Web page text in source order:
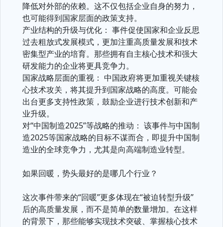
降低对外部的依赖。这不仅包括企业自身的努力，
也可能得到国家层面的政策支持。
产业结构的升级与优化： 事件促使国家和企业反思
过去粗放式发展模式，更加注重高质量发展和技术
密集型产业的培育。那些拥有自主核心技术和强大
研发能力的企业将更具竞争力。
国家战略层面的重视： 中国政府将更加重视关键核
心技术攻关，将其提升到国家战略的高度。可能会
出台更多支持性政策，鼓励企业进行技术创新和产
业升级。
对“中国制造2025”等战略的推动： 该事件与中国制
造2025等国家战略的目标不谋而合，即提升中国制
造业的全球竞争力，尤其是向高端制造业转型。
如果回暖，势头最好的是哪几个行业？
这次事件带来的“回暖”更多体现在“被迫转型升级”
后的高质量发展，而不是简单的数量增加。在这样
的背景下，那些能够实现技术突破、掌握核心技术